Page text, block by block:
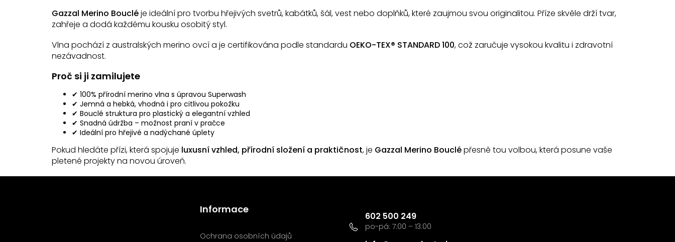
v
k
v
ý
Gazzal Merino Boucléje ideální pro tvorbu hřejivých svetrů, kabátků, šál, vest nebo doplňků, které zaujmou svou originalitou. Příze skvěle drží tvar,
zahřeje a dodá každému kousku osobitý styl.
Vlna pochází z australských merino ovcí a je certifikována podle standardu OEKO-TEX® STANDARD 100, což zaručuje vysokou kvalitu i zdravotní
nezávadnost.
Proč si ji zamilujete
✔ 100% přírodní merino vlna s úpravou Superwash
✔ Jemná a hebká, vhodná i pro citlivou pokožku
✔ Bouclé struktura pro plastický a elegantní vzhled
✔ Snadná údržba – možnost praní v pračce
✔ Ideální pro hřejivé a nadýchané úplety
Pokud hledáte přízi, která spojuje luxusní vzhled, přírodní složení a praktičnost, je Gazzal Merino Bouclépřesně tou volbou, která posune vaše
pletené projekty na novou úroveň.
Z
Informace
Ochrana osobních údajů
602 500 249